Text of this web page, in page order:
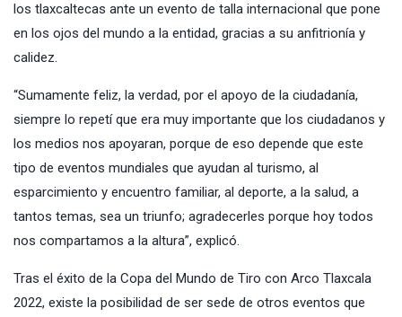
los tlaxcaltecas ante un evento de talla internacional que pone
en los ojos del mundo a la entidad, gracias a su anfitrionía y
calidez.
“Sumamente feliz, la verdad, por el apoyo de la ciudadanía,
siempre lo repetí que era muy importante que los ciudadanos y
los medios nos apoyaran, porque de eso depende que este
tipo de eventos mundiales que ayudan al turismo, al
esparcimiento y encuentro familiar, al deporte, a la salud, a
tantos temas, sea un triunfo; agradecerles porque hoy todos
nos compartamos a la altura”, explicó.
Tras el éxito de la Copa del Mundo de Tiro con Arco Tlaxcala
2022, existe la posibilidad de ser sede de otros eventos que